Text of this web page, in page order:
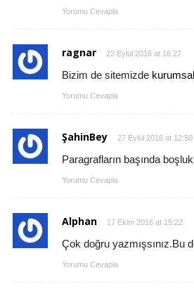
Yorumu Cevapla
ragnar 22 Eylül 2016 at 16:27
Bizim de sitemizde
Yorumu Cevapla
ŞahinBey 27 Eylül 2016 at 12:50
Paragrafların başında
Yorumu Cevapla
Alphan 17 Ekim 2016 at 15:22
Çok doğru yazmışsınız.Bu
Yorumu Cevapla